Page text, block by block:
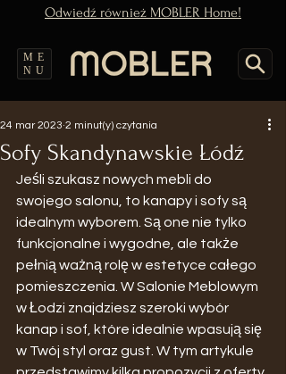
ME
NU
Odwiedź również MOBLER Home!
Sofy Skandynawskie Łódź
24 mar 2023 2 minut(y) czytania
Jeśli szukasz nowych mebli do
swojego salonu, to kanapy i sofy są
idealnym wyborem. Są one nie tylko
funkcjonalne i wygodne, ale także
pełnią ważną rolę w estetyce całego
pomieszczenia. W Salonie Meblowym
w Łodzi znajdziesz szeroki wybór
kanap i sof, które idealnie wpasują się
w Twój styl oraz gust. W tym artykule